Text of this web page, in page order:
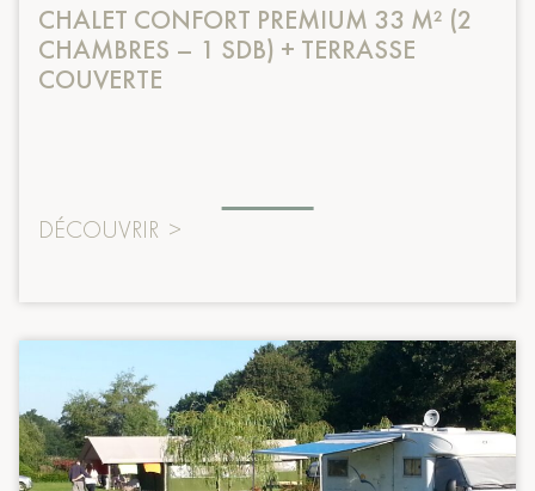
CHALET CONFORT PREMIUM 33 M² (2
CHAMBRES – 1 SDB) + TERRASSE
COUVERTE
DÉCOUVRIR >